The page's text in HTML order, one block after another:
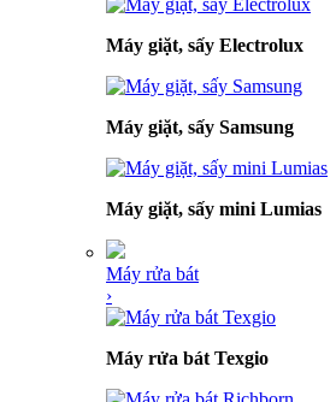
Máy giặt, sấy Electrolux
Máy giặt, sấy Samsung
Máy giặt, sấy mini Lumias
Máy rửa bát
›
Máy rửa bát Texgio